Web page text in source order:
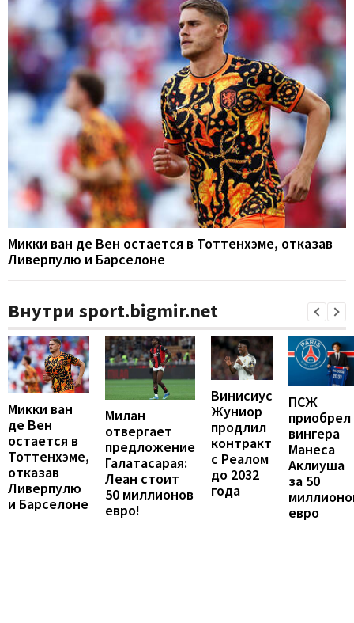
Микки ван де Вен остается в Тоттенхэме, отказав
Ливерпулю и Барселоне
Внутри sport.bigmir.net
Микки ван
де Вен
остается в
Тоттенхэме,
отказав
Ливерпулю
и Барселоне
Милан
отвергает
предложение
Галатасарая:
Леан стоит
50 миллионов
евро!
Винисиус
Жуниор
продлил
контракт
с Реалом
до 2032
года
ПСЖ
приобрел
вингера
Манеса
Аклиуша
за 50
евро